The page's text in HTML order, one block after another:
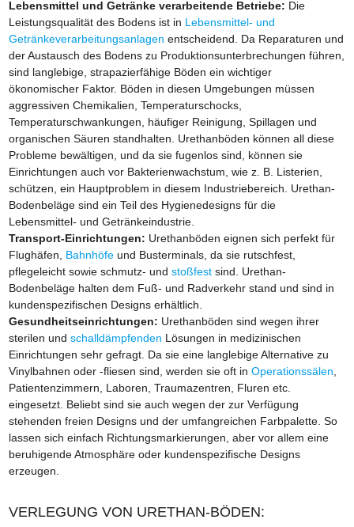
Lebensmittel und Getränke verarbeitende Betriebe: Die
Leistungsqualität des Bodens ist in Lebensmittel- und
Getränkeverarbeitungsanlagen entscheidend. Da Reparaturen und
der Austausch des Bodens zu Produktionsunterbrechungen führen,
sind langlebige, strapazierfähige Böden ein wichtiger
ökonomischer Faktor. Böden in diesen Umgebungen müssen
aggressiven Chemikalien, Temperaturschocks,
Temperaturschwankungen, häufiger Reinigung, Spillagen und
organischen Säuren standhalten. Urethanböden können all diese
Probleme bewältigen, und da sie fugenlos sind, können sie
Einrichtungen auch vor Bakterienwachstum, wie z. B. Listerien,
schützen, ein Hauptproblem in diesem Industriebereich. Urethan-
Bodenbeläge sind ein Teil des Hygienedesigns für die
Lebensmittel- und Getränkeindustrie.
Transport-Einrichtungen: Urethanböden eignen sich perfekt für
Flughäfen, Bahnhöfe und Busterminals, da sie rutschfest,
pflegeleicht sowie schmutz- undstoßfest sind. Urethan-
Bodenbeläge halten dem Fuß- und Radverkehr stand und sind in
kundenspezifischen Designs erhältlich.
Gesundheitseinrichtungen: Urethanböden sind wegen ihrer
sterilen undschalldämpfenden Lösungen in medizinischen
Einrichtungen sehr gefragt. Da sie eine langlebige Alternative zu
Vinylbahnen oder -fliesen sind, werden sie oft inOperationssälen,
Patientenzimmern, Laboren, Traumazentren, Fluren etc.
eingesetzt. Beliebt sind sie auch wegen der zur Verfügung
stehenden freien Designs und der umfangreichen Farbpalette. So
lassen sich einfach Richtungsmarkierungen, aber vor allem eine
beruhigende Atmosphäre oder kundenspezifische Designs
erzeugen.
VERLEGUNG VON URETHAN-BÖDEN: